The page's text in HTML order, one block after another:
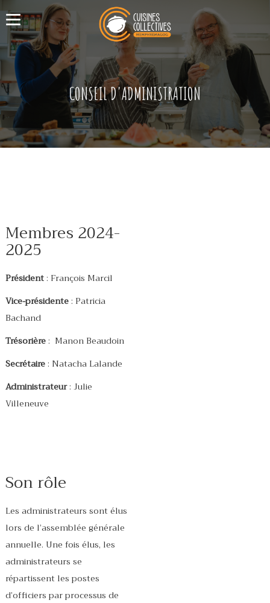
CONSEIL D'ADMINISTRATION
Membres 2024-
2025
Président: François Marcil
Vice-présidente: Patricia
Bachand
Trésorière: Manon Beaudoin
Secrétaire: Natacha Lalande
Administrateur: Julie
Villeneuve
Son rôle
Les administrateurs sont élus
lors de l’assemblée générale
annuelle. Une fois élus, les
administrateurs se
répartissent les postes
d’officiers par processus de